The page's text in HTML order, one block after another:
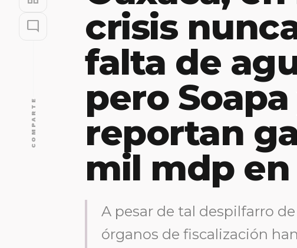
mode_comment
COMPARTE
crisis
falta de
pero Soapa
reportan
mil mdp en
A pesar de tal despilfarro
órganos de fiscalización